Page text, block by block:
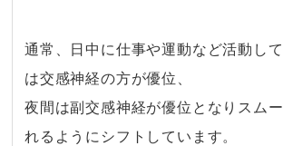
通常、日中に仕事や運動など活動し
は交感神経の方が優位、
夜間は副交感神経が優位となりスム
れるようにシフトしています。